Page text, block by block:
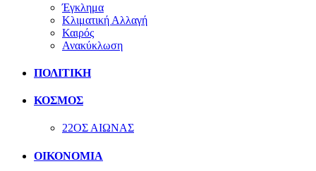
Έγκλημα
Κλιματική Αλλαγή
Καιρός
Ανακύκλωση
ΠΟΛΙΤΙΚΗ
ΚΟΣΜΟΣ
22ΟΣ ΑΙΩΝΑΣ
ΟΙΚΟΝΟΜΙΑ